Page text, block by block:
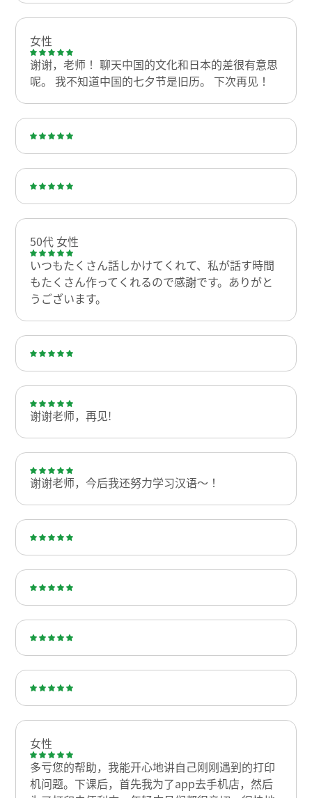
女性
谢谢，老师！ 聊天中国的文化和日本的差很有意思
呢。 我不知道中国的七夕节是旧历。 下次再见！
50代 女性
いつもたくさん話しかけてくれて、私が話す時間
もたくさん作ってくれるので感謝です。ありがと
うございます。
谢谢老师，再见!
谢谢老师，今后我还努力学习汉语〜！
女性
多亏您的帮助，我能开心地讲自己刚刚遇到的打印
机问题。下课后，首先我为了app去手机店，然后